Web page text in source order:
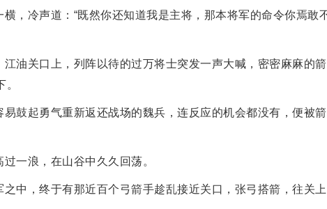
横，冷声道：“既然你还知道我是主将，那本将军的命令你焉敢
江油关口上，列阵以待的过万将士突发一声大喊，密密麻麻的
易鼓起勇气重新返还战场的魏兵，连反应的机会都没有，便被
一浪，在山谷中久久回荡。
之中，终于有那近百个弓箭手趁乱接近关口，张弓搭箭，往关上